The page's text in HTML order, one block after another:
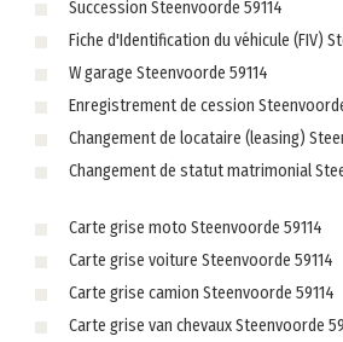
Succession Steenvoorde 59114
Fiche d'Identification du véhicule (FIV)
W garage Steenvoorde 59114
Enregistrement de cession
Changement de locataire (leasing)
Changement de statut matrimonial
Carte grise moto Steenvoorde 59114
Carte grise voiture Steenvoorde 59114
Carte grise camion Steenvoorde 59114
Carte grise van chevaux Steenvoorde